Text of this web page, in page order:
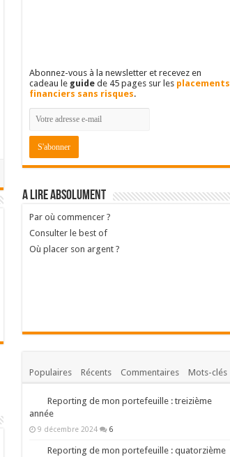
Abonnez-vous à la newsletter et recevez en
cadeau le guidede 45 pages sur les placements
financiers sans risques.
A lire absolument
Par où commencer ?
Consulter le best of
Où placer son argent ?
Populaires Récents Commentaires Mots-clés
Reporting de mon portefeuille : treizième
année
9 décembre 2024 6
Reporting de mon portefeuille : quatorzième